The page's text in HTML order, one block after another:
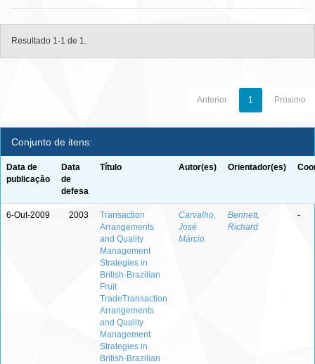
Resultado 1-1 de 1.
Anterior 1 Próximo
Conjunto de itens:
Data de
publicação
Data
de
defesa
Título Autor(es) Orientador(es)
6-Out-2009 2003
Transaction
Arrangements
and Quality
Management
Strategies in
British-Brazilian
Fruit
TradeTransaction
Arrangements
and Quality
Management
Strategies in
British-Brazilian
Carvalho,
José
Márcio
Bennett,
Richard
-